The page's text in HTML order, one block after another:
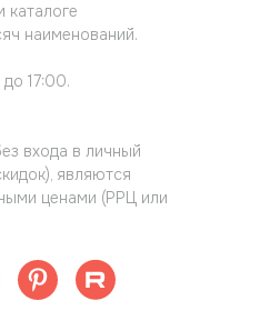
наименований.
17:00.
входа в личный
являются
ценами (РРЦ или